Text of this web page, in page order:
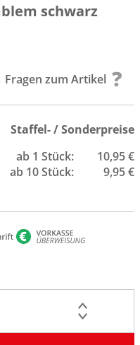
schwarz
Fragen zum Artikel
Staffel- / Sonderpreise
ab 1 Stück:
10,95 €
ab 10 Stück:
9,95 €